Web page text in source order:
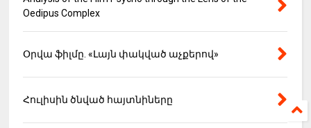
Oedipus Complex
Օրվա ֆիլմը. «Լայն փակված աչքերով»
Հուլիսին ծնված հայտնիները